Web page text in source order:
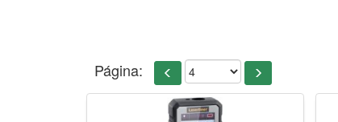
Página: